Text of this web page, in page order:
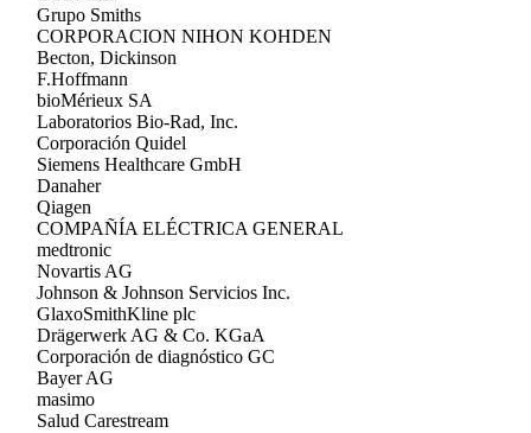
Grupo Smiths
CORPORACION NIHON KOHDEN
Becton, Dickinson
F.Hoffmann
bioMérieux SA
Laboratorios Bio-Rad, Inc.
Corporación Quidel
Siemens Healthcare GmbH
Danaher
Qiagen
COMPAÑÍA ELÉCTRICA GENERAL
medtronic
Novartis AG
Johnson & Johnson Servicios Inc.
GlaxoSmithKline plc
Drägerwerk AG & Co. KGaA
Corporación de diagnóstico GC
Bayer AG
masimo
Salud Carestream